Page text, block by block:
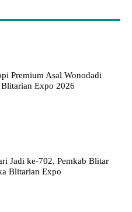
Premium Asal Wonodadi
Expo 2026
Jadi ke-702, Pemkab Blitar
Blitarian Expo